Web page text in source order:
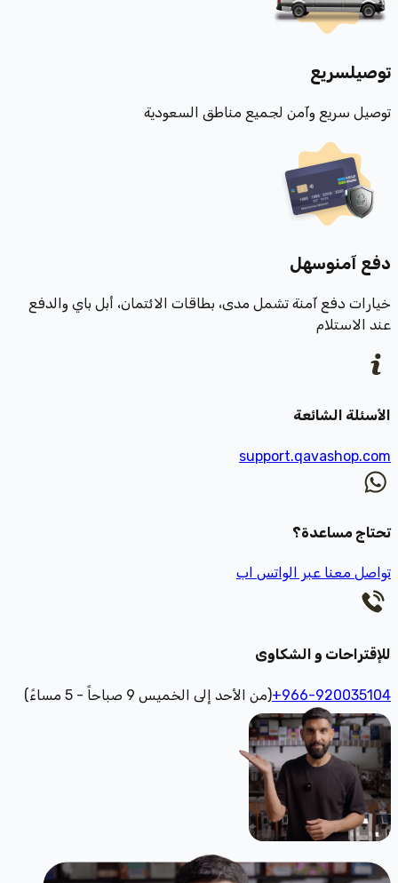
توصيلسريع
توصيل سريع وآمن لجميع مناطق السعودية
دفع آمنوسهل
خيارات دفع آمنة تشمل مدى، بطاقات الائتمان، أبل باي والدفع
عند الاستلام
الأسئلة الشائعة
support.qavashop.com
تحتاج مساعدة؟
تواصل معنا عبر الواتس اب
للإقتراحات و الشكاوى
+966-920035104(من الأحد إلى الخميس 9 صباحاً - 5 مساءً)